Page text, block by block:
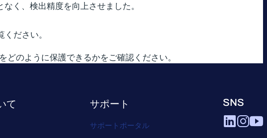
く、検出精度を向上させました。
ださい。
のように保護できるかをご確認ください。
て サポート
サポートポータル
SNS